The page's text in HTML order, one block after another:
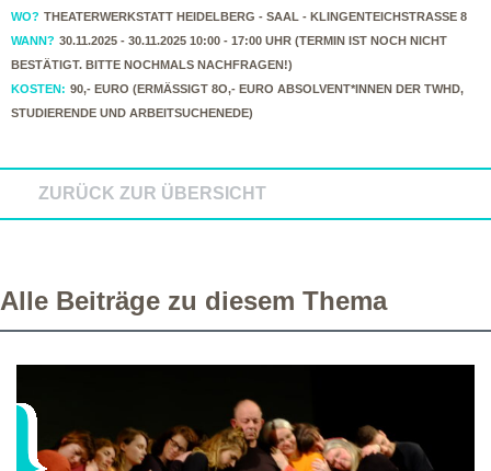
WO? THEATERWERKSTATT HEIDELBERG - SAAL - KLINGENTEICHSTRASSE 8
WANN? 30.11.2025 - 30.11.2025 10:00 - 17:00 UHR (TERMIN IST NOCH NICHT
BESTÄTIGT. BITTE NOCHMALS NACHFRAGEN!)
KOSTEN: 90,- EURO (ERMÄSSIGT 8O,- EURO ABSOLVENT*INNEN DER TWHD, S
TUDIERENDE UND ARBEITSUCHENEDE)
ZURÜCK ZUR ÜBERSICHT
Alle Beiträge zu diesem Thema